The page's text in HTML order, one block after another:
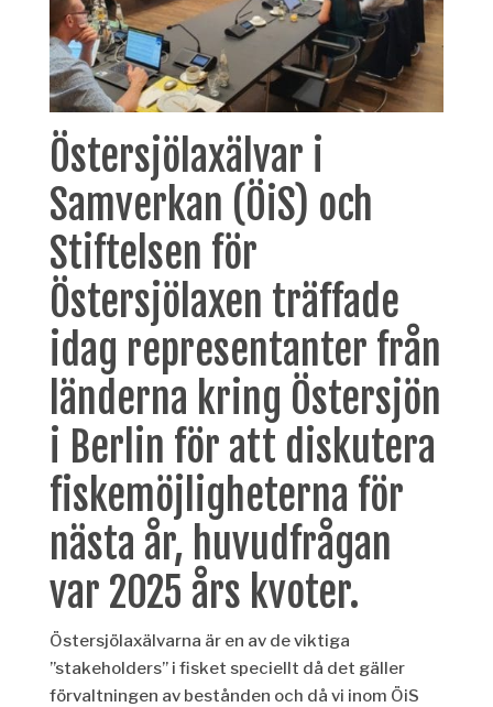
Östersjölaxälvar i
Samverkan (ÖiS) och
Stiftelsen för
Östersjölaxen träffade
idag representanter från
länderna kring Östersjön
i Berlin för att diskutera
fiskemöjligheterna för
nästa år, huvudfrågan
var 2025 års kvoter.
Östersjölaxälvarna är en av de viktiga
”stakeholders” i fisket speciellt då det gäller
förvaltningen av bestånden och då vi inom ÖiS